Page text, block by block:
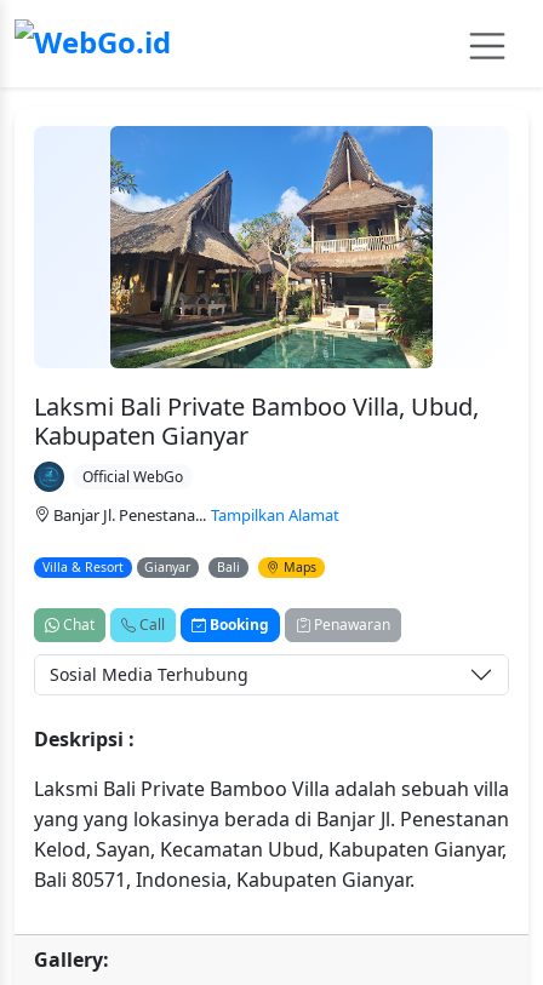
Laksmi Bali Private Bamboo Villa, Ubud,
Kabupaten Gianyar
Official WebGo
Banjar Jl. Penestana... Tampilkan Alamat
Villa & Resort Gianyar Bali Maps
Chat Call Booking Penawaran
Sosial Media Terhubung
Deskripsi :
Laksmi Bali Private Bamboo Villa adalah sebuah villa
yang yang lokasinya berada di Banjar Jl. Penestanan
Kelod, Sayan, Kecamatan Ubud, Kabupaten Gianyar,
Bali 80571, Indonesia, Kabupaten Gianyar.
Gallery: